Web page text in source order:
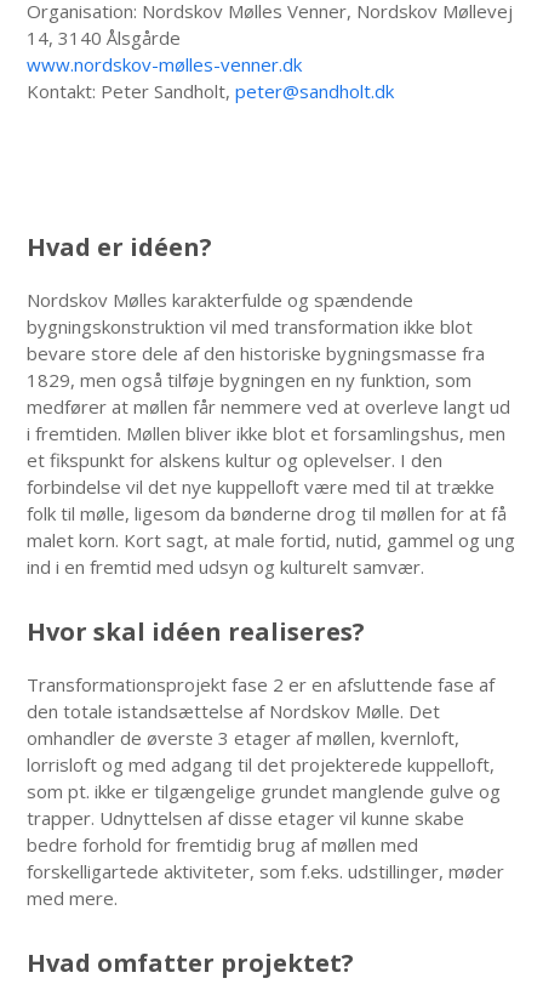
Organisation: Nordskov Mølles Venner, Nordskov Møllevej
14, 3140 Ålsgårde
www.nordskov-mølles-venner.dk
Kontakt: Peter Sandholt,peter@sandholt.dk
Hvad er idéen?
Nordskov Mølles karakterfulde og spændende
bygningskonstruktion vil med transformation ikke blot
bevare store dele af den historiske bygningsmasse fra
1829, men også tilføje bygningen en ny funktion, som
medfører at møllen får nemmere ved at overleve langt ud
i fremtiden. Møllen bliver ikke blot et forsamlingshus, men
et fikspunkt for alskens kultur og oplevelser. I den
forbindelse vil det nye kuppelloft være med til at trække
folk til mølle, ligesom da bønderne drog til møllen for at få
malet korn. Kort sagt, at male fortid, nutid, gammel og ung
ind i en fremtid med udsyn og kulturelt samvær.
Hvor skal idéen realiseres?
Transformationsprojekt fase 2 er en afsluttende fase af
den totale istandsættelse af Nordskov Mølle. Det
omhandler de øverste 3 etager af møllen, kvernloft,
lorrisloft og med adgang til det projekterede kuppelloft,
som pt. ikke er tilgængelige grundet manglende gulve og
trapper. Udnyttelsen af disse etager vil kunne skabe
bedre forhold for fremtidig brug af møllen med
forskelligartede aktiviteter, som f.eks. udstillinger, møder
med mere.
Hvad omfatter projektet?